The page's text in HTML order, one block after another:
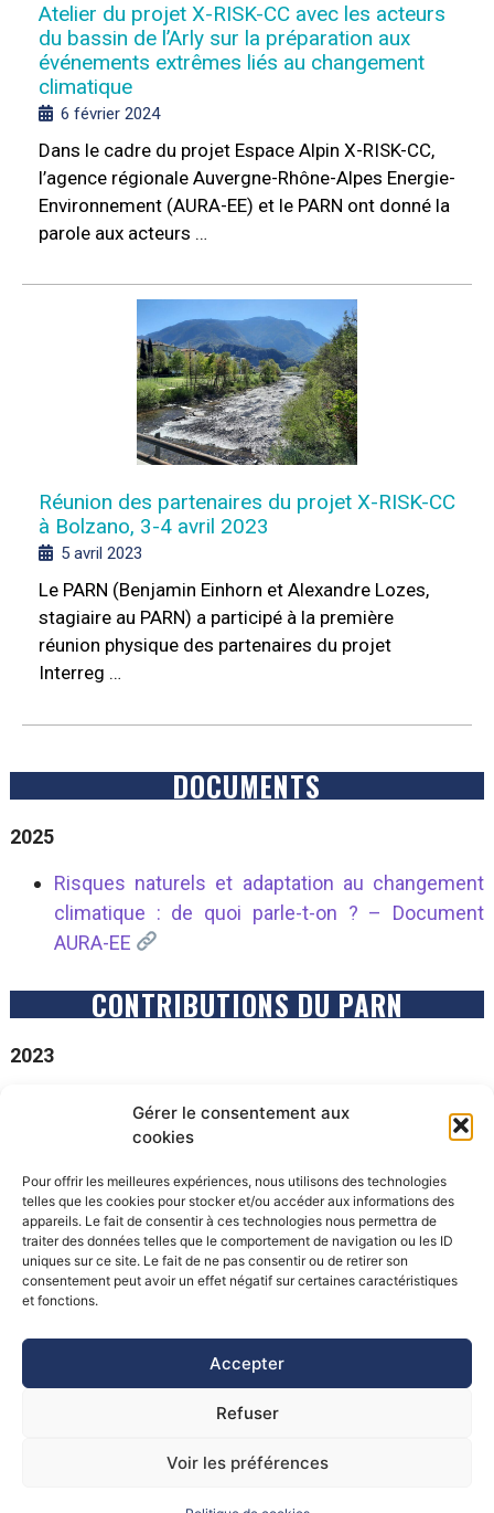
Gérer le consentement aux
cookies
Pour offrir les meilleures expériences, nous utilisons des technologies
telles que les cookies pour stocker et/ou accéder aux informations des
appareils. Le fait de consentir à ces technologies nous permettra de
traiter des données telles que le comportement de navigation ou les ID
uniques sur ce site. Le fait de ne pas consentir ou de retirer son
consentement peut avoir un effet négatif sur certaines caractéristiques
et fonctions.
Accepter
Refuser
Voir les préférences
Atelier du projet X-RISK-CC avec les acteurs
du bassin de l’Arly sur la préparation aux
événements extrêmes liés au changement
climatique
6 février 2024
Dans le cadre du projet Espace Alpin X-RISK-CC,
l’agence régionale Auvergne-Rhône-Alpes Energie-
Environnement (AURA-EE) et le PARN ont donné la
parole aux acteurs …
Réunion des partenaires du projet X-RISK-CC
à Bolzano, 3-4 avril 2023
5 avril 2023
Le PARN (Benjamin Einhorn et Alexandre Lozes,
stagiaire au PARN) a participé à la première
réunion physique des partenaires du projet
Interreg …
DOCUMENTS
2025
Risques naturels et adaptation au changement
climatique : de quoi parle-t-on ? – Document
AURA-EE
CONTRIBUTIONS DU PARN
2023
©Pôle Alpin d’études et de recherche pour la prévention des